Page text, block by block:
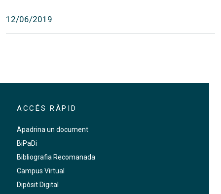
12/06/2019
ACCÉS RÀPID
Apadrina un document
BiPaDi
Bibliografia Recomanada
Campus Virtual
Dipòsit Digital